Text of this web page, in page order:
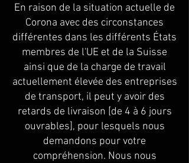
En raison de la situation actuelle de
Corona avec des circonstances
différentes dans les différents États
membres de l'UE et de la Suisse
ainsi que de la charge de travail
actuellement élevée des entreprises
de transport, il peut y avoir des
retards de livraison [de 4 à 6 jours
ouvrables], pour lesquels nous
demandons pour votre
compréhension. Nous nous